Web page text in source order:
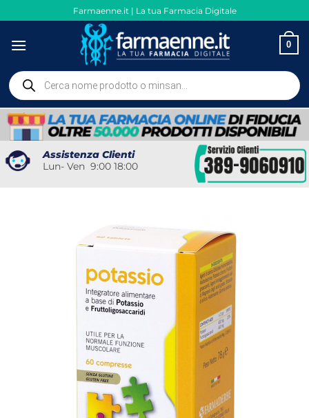
ai
contenuti
Farmaenne.it | La tua Farmacia Digitale
0
Ricerca
prodotti
Assistenza Clienti
Lun- Ven 9:00 18:00